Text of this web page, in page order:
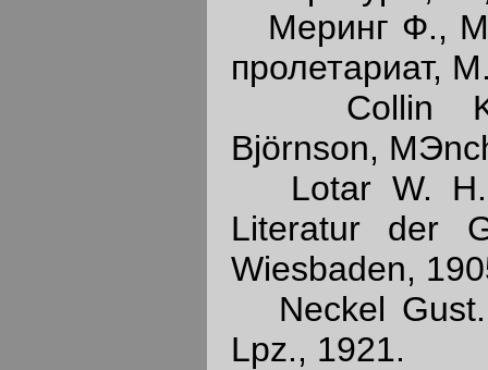
Меринг Ф.,
пролетариат,
Collin
Björnson,
Lotar W. H.,
Literatur der
Wiesbaden,
Neckel
Lpz., 1921.